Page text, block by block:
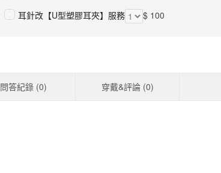
耳針改【U型塑膠耳夾】服務
$ 100
問答紀錄 (0) 穿戴&評論 (0)